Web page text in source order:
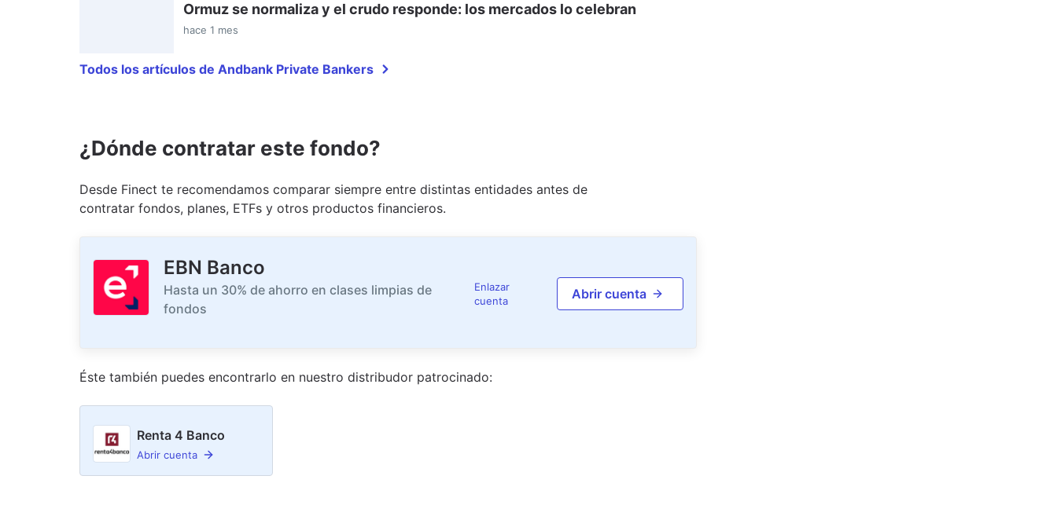
Ormuz se normaliza y el crudo responde: los mercados lo celebran
hace 1 mes
Todos los artículos de Andbank Private Bankers
¿Dónde contratar este fondo?
Desde Finect te recomendamos comparar siempre entre distintas entidades antes de
contratar fondos, planes, ETFs y otros productos financieros.
EBN Banco
Hasta un 30% de ahorro en clases limpias de
fondos
Enlazar
cuenta
Abrir cuenta
Éste también puedes encontrarlo en nuestro distribudor patrocinado:
Renta 4 Banco
Abrir cuenta